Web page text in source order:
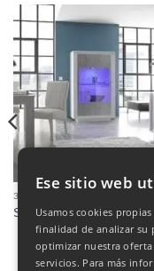
ЗАЛ
Sky Cemento
Ese sitio web
Usamos cookies
finalidad de analizar su
optimizar nuestra
servicios. Para más